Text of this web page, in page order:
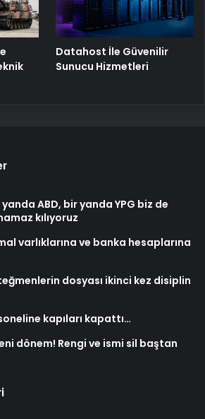
dosyası ikinci kez disiplin
kapıları kapattı…
dönem! Rengi ve ismi sil baştan